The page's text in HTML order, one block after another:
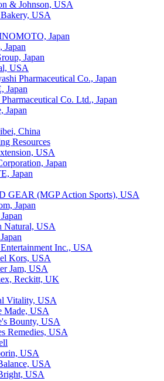
& Johnson, USA
USA
Japan
Japan
Japan
USA
Pharmaceutical Co., Japan
Japan
Co. Ltd., Japan
Japan
China
Resources
USA
Japan
Japan
GEAR (MGP Action Sports), USA
Japan
Natural, USA
Inc., USA
Kors, USA
Jam, USA
Reckitt, UK
Vitality, USA
Made, USA
Bounty, USA
Remedies, USA
USA
USA
USA